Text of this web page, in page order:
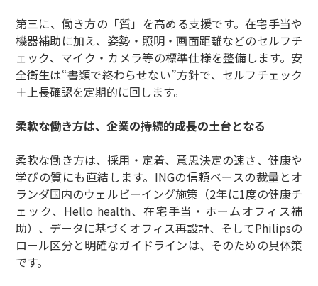
第三に、働き方の「質」を高める支援です。在宅手当や
機器補助に加え、姿勢・照明・画面距離などのセルフチ
ェック、マイク・カメラ等の標準仕様を整備します。安
全衛生は“書類で終わらせない”方針で、セルフチェック
＋上長確認を定期的に回します。
柔軟な働き方は、企業の持続的成長の土台となる
柔軟な働き方は、採用・定着、意思決定の速さ、健康や
学びの質にも直結します。INGの信頼ベースの裁量とオ
ランダ国内のウェルビーイング施策（2年に1度の健康チ
ェック、Hello health、在宅手当・ホームオフィス補
助）、データに基づくオフィス再設計、そしてPhilipsの
ロール区分と明確なガイドラインは、そのための具体策
です。